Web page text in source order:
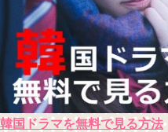
韓国ドラマを無料で見る方法